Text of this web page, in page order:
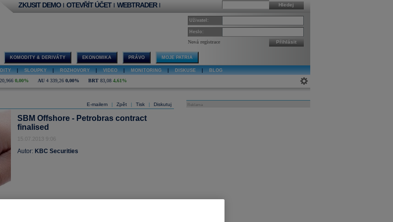
Hledej
ZKUSIT DEMO | OTEVŘÍT ÚČET | WEBTRADER |
Uživatel:
Heslo:
Nová registrace Přihlásit
KOMODITY & DERIVÁTY EKONOMIKA PRÁVO MOJE PATRIA
SLOUPKY ROZHOVORY VIDEO MONITORING DISKUSE BLOG
20,966 0,00% AU 4 339,26 0,00% BRT 83,08 4,61%
E-mailem Zpět Tisk Diskutuj
SBM Offshore - Petrobras contract
finalised
15.07.2013 9:06
Autor: KBC Securities
Reklama